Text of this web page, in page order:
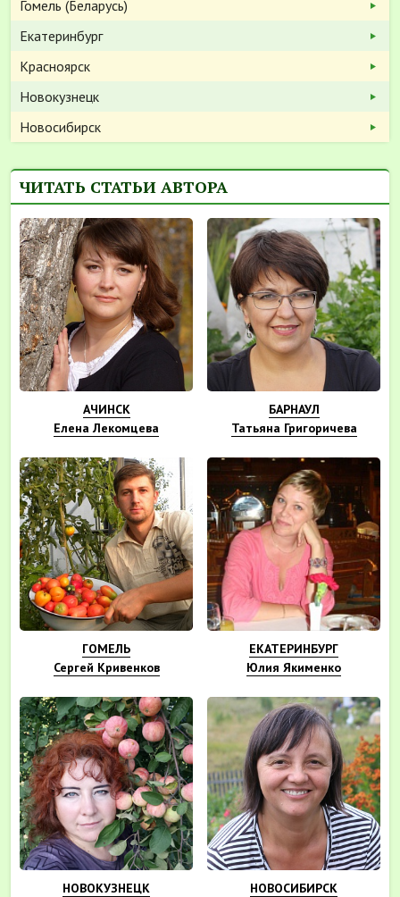
Гомель (Беларусь)
Екатеринбург
Красноярск
Новокузнецк
Новосибирск
ЧИТАТЬ СТАТЬИ АВТОРА
АЧИНСК
Елена Лекомцева
БАРНАУЛ
Татьяна Григоричева
ГОМЕЛЬ
Сергей Кривенков
ЕКАТЕРИНБУРГ
Юлия Якименко
НОВОКУЗНЕЦК
НОВОСИБИРСК